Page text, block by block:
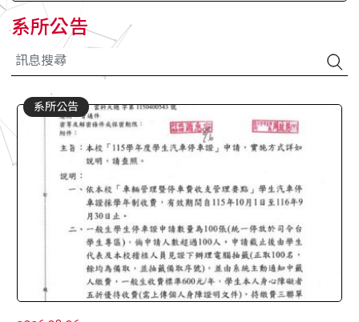
系所公告
系所公告